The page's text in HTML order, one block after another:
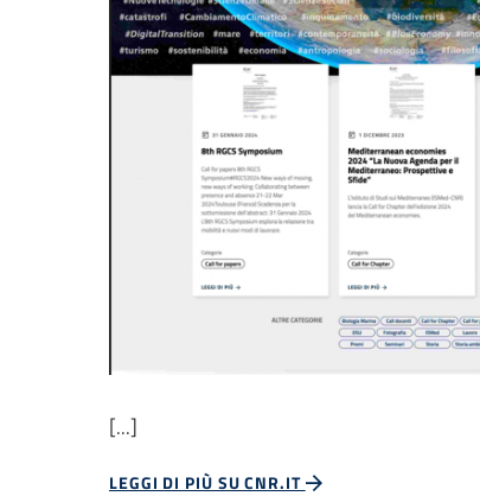
[...]
LEGGI DI PIÙ SU CNR.IT